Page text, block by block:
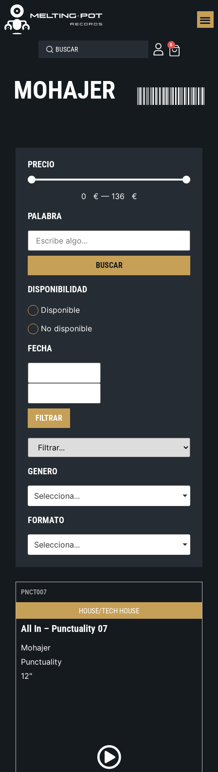
0
MOHAJER
PRECIO
0 € — 136 €
PALABRA
BUSCAR
DISPONIBILIDAD
Disponible
No disponible
FECHA
FILTRAR
GENERO
Selecciona...
FORMATO
Selecciona...
PNCT007
HOUSE/TECH HOUSE
All In – Punctuality 07
Mohajer
Punctuality
12"